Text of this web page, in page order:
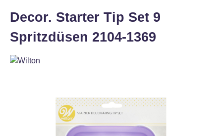
Decor. Starter Tip Set 9
Spritzdüsen 2104-1369